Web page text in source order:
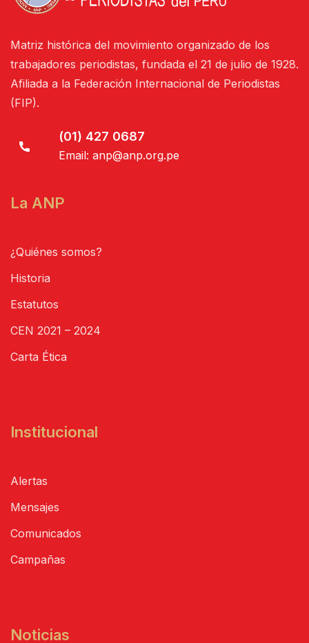
Matriz histórica del movimiento organizado de los
trabajadores periodistas, fundada el 21 de julio de 1928.
Afiliada a la Federación Internacional de Periodistas
(FIP).
(01) 427 0687
Email: anp@anp.org.pe
La ANP
¿Quiénes somos?
Historia
Estatutos
CEN 2021 – 2024
Carta Ética
Institucional
Alertas
Mensajes
Comunicados
Campañas
Noticias